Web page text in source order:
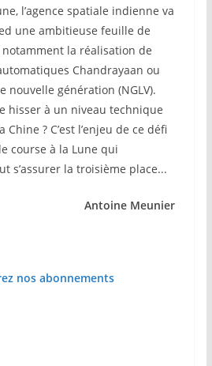
l’agence spatiale indienne va
une ambitieuse feuille de
la réalisation de
Chandrayaan ou
nouvelle génération (NGLV).
hisser à un niveau technique
? C’est l’enjeu de ce défi
course à la Lune qui
s’assurer la troisième place...
Antoine Meunier
nos abonnements